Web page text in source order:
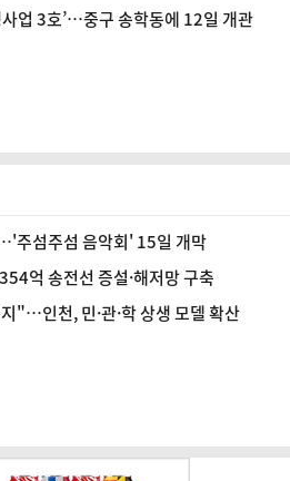
업 3호’…중구 송학동에 12일 개관
주섬주섬 음악회' 15일 개막
억 송전선 증설·해저망 구축
"…인천, 민·관·학 상생 모델 확산